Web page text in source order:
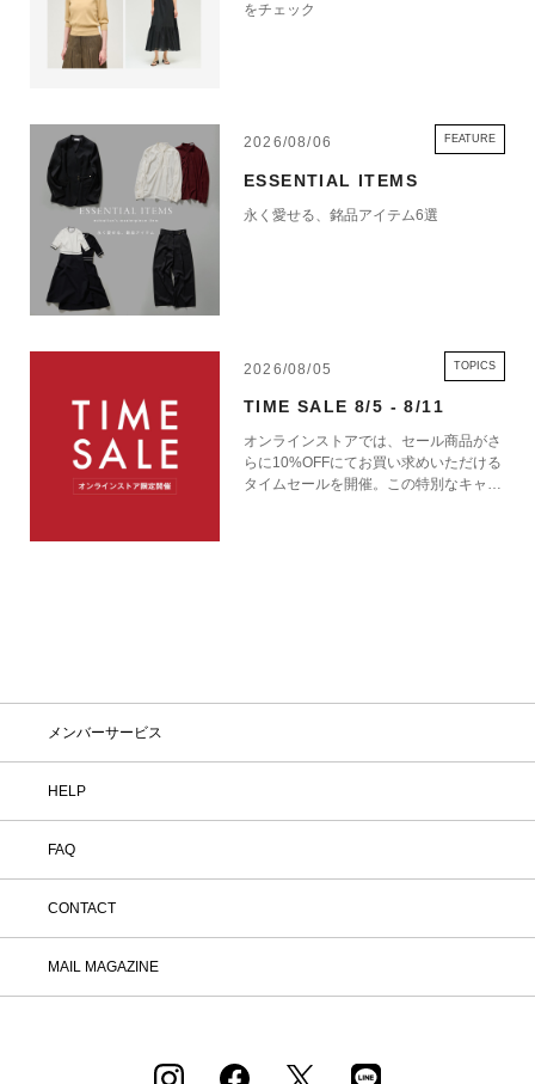
をチェック
2026/08/06 FEATURE
ESSENTIAL ITEMS
永く愛せる、銘品アイテム6選
2026/08/05 TOPICS
TIME SALE 8/5 - 8/11
オンラインストアでは、セール商品がさ
らに10%OFFにてお買い求めいただける
タイムセールを開催。この特別なキャン
メンバーサービス
HELP
FAQ
CONTACT
MAIL MAGAZINE